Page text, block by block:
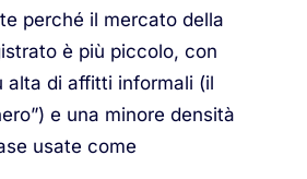
perché il mercato della
è più piccolo, con
alta di affitti informali (il
e una minore densità
usate come